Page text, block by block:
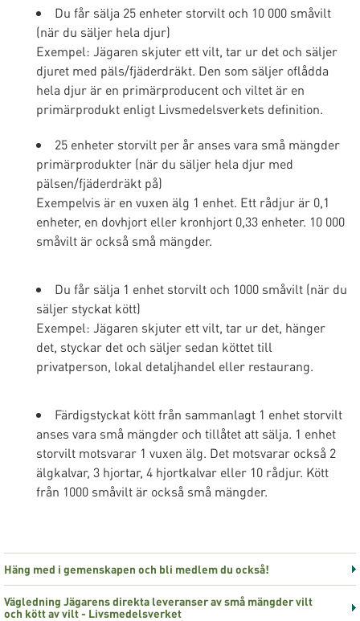
Du får sälja 25 enheter storvilt och 10 000 småvilt
(när du säljer hela djur)
Exempel: Jägaren skjuter ett vilt, tar ur det och säljer
djuret med päls/fjäderdräkt. Den som säljer oflådda
hela djur är en primärproducent och viltet är en
primärprodukt enligt Livsmedelsverkets definition.
25 enheter storvilt per år anses vara små mängder
primärprodukter (när du säljer hela djur med
pälsen/fjäderdräkt på)
Exempelvis är en vuxen älg 1 enhet. Ett rådjur är 0,1
enheter, en dovhjort eller kronhjort 0,33 enheter. 10 000
småvilt är också små mängder.
Du får sälja 1 enhet storvilt och 1000 småvilt (när du
säljer styckat kött)
Exempel: Jägaren skjuter ett vilt, tar ur det, hänger
det, styckar det och säljer sedan köttet till
privatperson, lokal detaljhandel eller restaurang.
Färdigstyckat kött från sammanlagt 1 enhet storvilt
anses vara små mängder och tillåtet att sälja. 1 enhet
storvilt motsvarar 1 vuxen älg. Det motsvarar också 2
älgkalvar, 3 hjortar, 4 hjortkalvar eller 10 rådjur. Kött
från 1000 småvilt är också små mängder.
Häng med i gemenskapen och bli medlem du också!
Vägledning Jägarens direkta leveranser av små mängder vilt
och kött av vilt - Livsmedelsverket